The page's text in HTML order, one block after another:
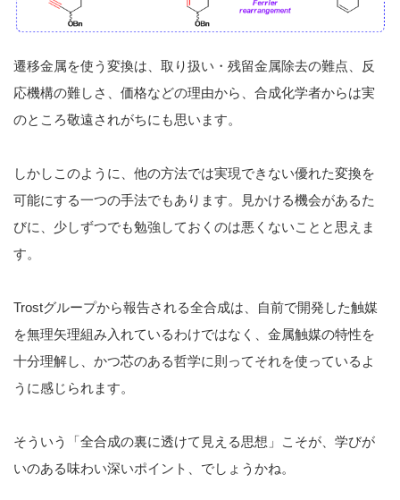
遷移金属を使う変換は、取り扱い・残留金属除去の難点、反
応機構の難しさ、価格などの理由から、合成化学者からは実
のところ敬遠されがちにも思います。
しかしこのように、他の方法では実現できない優れた変換を
可能にする一つの手法でもあります。見かける機会があるた
びに、少しずつでも勉強しておくのは悪くないことと思えま
す。
Trostグループから報告される全合成は、自前で開発した触媒
を無理矢理組み入れているわけではなく、金属触媒の特性を
十分理解し、かつ芯のある哲学に則ってそれを使っているよ
うに感じられます。
そういう「全合成の裏に透けて見える思想」こそが、学びが
いのある味わい深いポイント、でしょうかね。